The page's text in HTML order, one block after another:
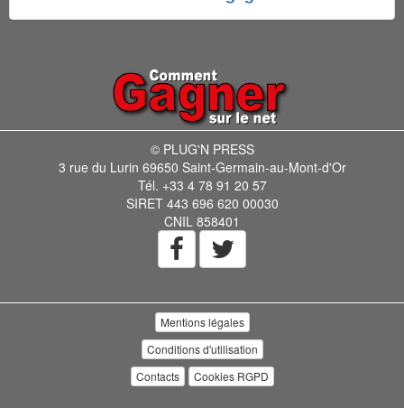
© PLUG'N PRESS
3 rue du Lurin 69650 Saint-Germain-au-Mont-d'Or
Tél. +33 4 78 91 20 57
SIRET 443 696 620 00030
CNIL 858401
Mentions légales
Conditions d'utilisation
Contacts
Cookies RGPD